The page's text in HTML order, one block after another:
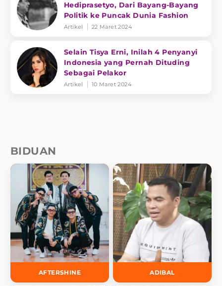
Hediprasetyo, Dari Bayang-Bayang
Politik ke Puncak Dunia Fashion
Artikel 22 Maret 2024
Selain Tisya Erni, Inilah 4 Penyanyi
Indonesia yang Pernah Dituding
Sebagai Pelakor
Artikel 10 Maret 2024
BIDUAN
AFTERSHINE ADIBAL